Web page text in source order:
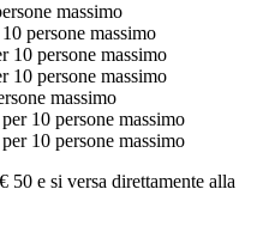
massimo
persone massimo
10 persone massimo
10 persone massimo
massimo
10 persone massimo
10 persone massimo
50 e si versa direttamente alla